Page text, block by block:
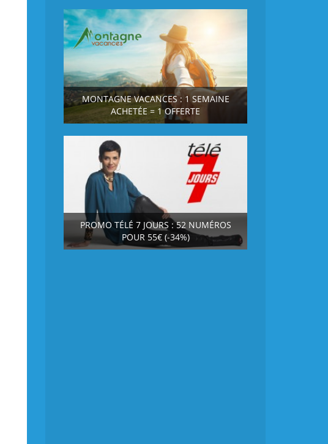
MONTAGNE VACANCES : 1 SEMAINE
ACHETÉE = 1 OFFERTE
PROMO TÉLÉ 7 JOURS : 52 NUMÉROS
POUR 55€ (-34%)